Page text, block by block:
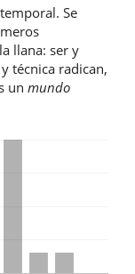
Se
llana: ser y
técnica radican,
un mundo